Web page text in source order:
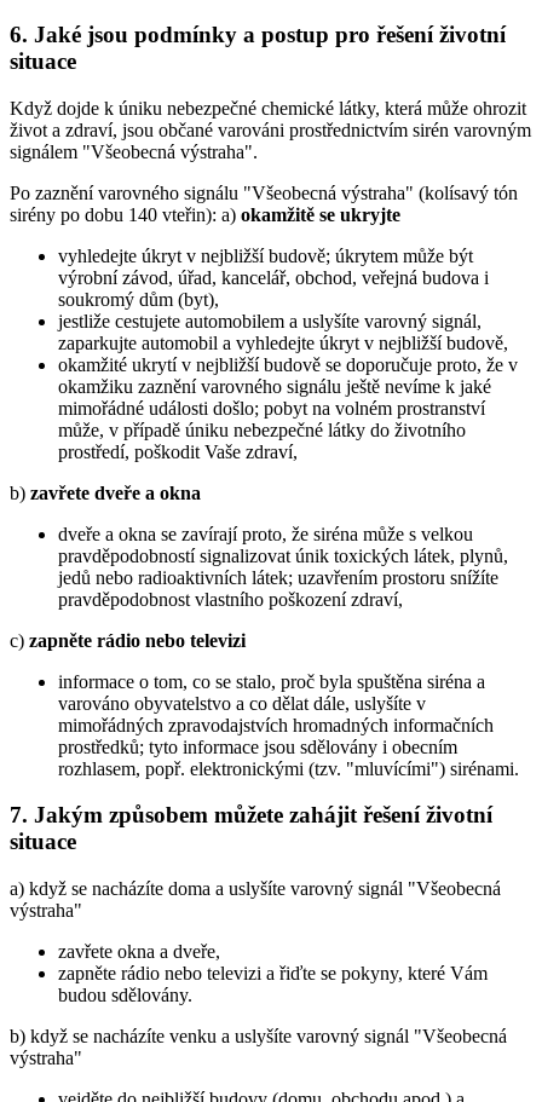
6. Jaké jsou podmínky a postup pro řešení životní
situace
Když dojde k úniku nebezpečné chemické látky, která může ohrozit
život a zdraví, jsou občané varováni prostřednictvím sirén varovným
signálem "Všeobecná výstraha".
Po zaznění varovného signálu "Všeobecná výstraha" (kolísavý tón
sirény po dobu 140 vteřin): a) okamžitě se ukryjte
vyhledejte úkryt v nejbližší budově; úkrytem může být
výrobní závod, úřad, kancelář, obchod, veřejná budova i
soukromý dům (byt),
jestliže cestujete automobilem a uslyšíte varovný signál,
zaparkujte automobil a vyhledejte úkryt v nejbližší budově,
okamžité ukrytí v nejbližší budově se doporučuje proto, že v
okamžiku zaznění varovného signálu ještě nevíme k jaké
mimořádné události došlo; pobyt na volném prostranství
může, v případě úniku nebezpečné látky do životního
prostředí, poškodit Vaše zdraví,
b) zavřete dveře a okna
dveře a okna se zavírají proto, že siréna může s velkou
pravděpodobností signalizovat únik toxických látek, plynů,
jedů nebo radioaktivních látek; uzavřením prostoru snížíte
pravděpodobnost vlastního poškození zdraví,
c) zapněte rádio nebo televizi
informace o tom, co se stalo, proč byla spuštěna siréna a
varováno obyvatelstvo a co dělat dále, uslyšíte v
mimořádných zpravodajstvích hromadných informačních
prostředků; tyto informace jsou sdělovány i obecním
rozhlasem, popř. elektronickými (tzv. "mluvícími") sirénami.
7. Jakým způsobem můžete zahájit řešení životní
situace
a) když se nacházíte doma a uslyšíte varovný signál "Všeobecná
výstraha"
zavřete okna a dveře,
zapněte rádio nebo televizi a řiďte se pokyny, které Vám
budou sdělovány.
b) když se nacházíte venku a uslyšíte varovný signál "Všeobecná
výstraha"